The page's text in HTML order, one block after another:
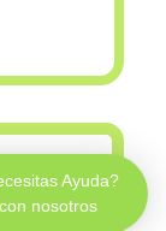
Ayuda?
nosotros